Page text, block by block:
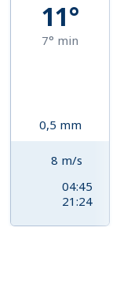
11°
7° min
0,5 mm
8 m/s
04:45
21:24